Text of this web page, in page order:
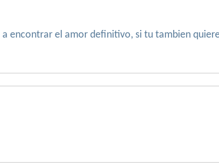
encontrar el amor definitivo, si tu tambien